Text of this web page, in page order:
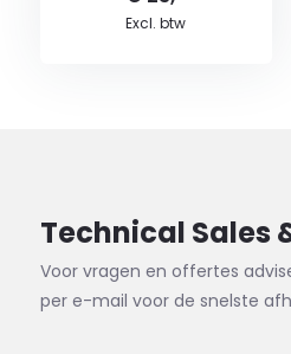
Excl. btw
Technical Sales
Voor vragen en offertes
per e-mail voor de snelste